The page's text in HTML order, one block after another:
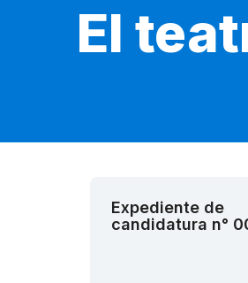
El
Expediente de
candidatura n°